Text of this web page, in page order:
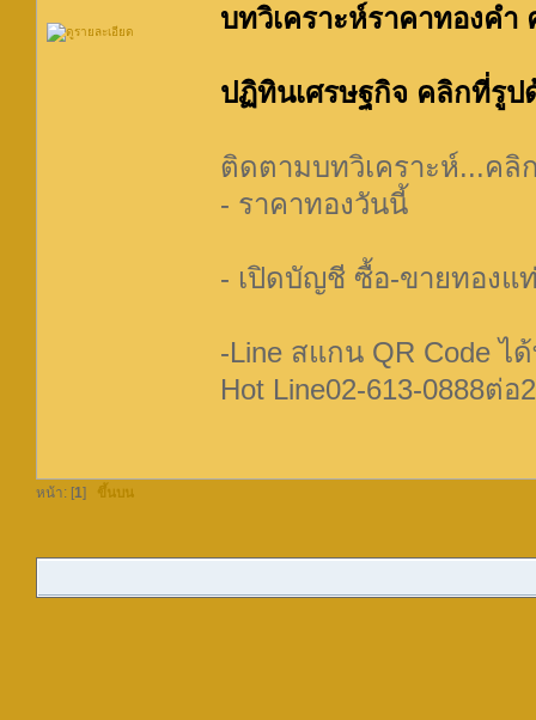
บทวิเคราะห์ราคาทองค
ปฏิทินเศรษฐกิจ คลิกที่รูป
ติดตามบทวิเคราะห์...คลิ
- ราคาทองวันนี้
- เปิดบัญชี ซื้อ-ขายทองแ
-Line สแกน QR Code ไ
Hot Line02-613-0888ต่อ2
หน้า: [1] ขึ้นบน